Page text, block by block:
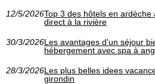
12/5/2026Top 3 des hôtels en ardèche
direct à la rivière
30/3/2026Les avantages d'un séjour
hébergement avec spa à
28/3/2026Les plus belles idees
girondin